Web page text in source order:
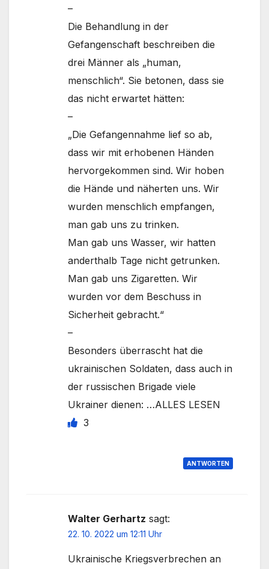
–
Die Behandlung in der
Gefangenschaft beschreiben die
drei Männer als „human,
menschlich“. Sie betonen, dass sie
das nicht erwartet hätten:
–
„Die Gefangennahme lief so ab,
dass wir mit erhobenen Händen
hervorgekommen sind. Wir hoben
die Hände und näherten uns. Wir
wurden menschlich empfangen,
man gab uns zu trinken.
Man gab uns Wasser, wir hatten
anderthalb Tage nicht getrunken.
Man gab uns Zigaretten. Wir
wurden vor dem Beschuss in
Sicherheit gebracht.“
–
Besonders überrascht hat die
ukrainischen Soldaten, dass auch in
der russischen Brigade viele
Ukrainer dienen: …ALLES LESEN
3
ANTWORTEN
Walter Gerhartz sagt:
22. 10. 2022 um 12:11 Uhr
Ukrainische Kriegsverbrechen an